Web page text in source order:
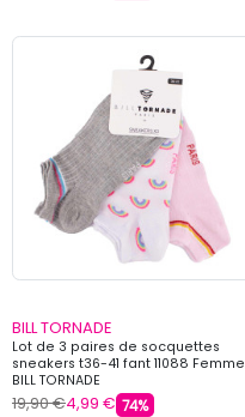
BILL TORNADE
Lot de 3 paires de socquettes
sneakers t36-41 fant 11088 Femme
BILL TORNADE
19,90 €4,99 € 74%